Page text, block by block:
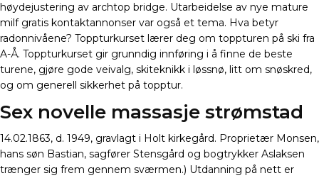
høydejustering av archtop bridge. Utarbeidelse av nye mature
milf gratis kontaktannonser var også et tema. Hva betyr
radonnivåene? Toppturkurset lærer deg om toppturen på ski fra
A-Å. Toppturkurset gir grunndig innføring i å finne de beste
turene, gjøre gode veivalg, skiteknikk i løssnø, litt om snøskred,
og om generell sikkerhet på topptur.
Sex novelle massasje strømstad
14.02.1863, d. 1949, gravlagt i Holt kirkegård. Proprietær Monsen,
hans søn Bastian, sagfører Stensgård og bogtrykker Aslaksen
trænger sig frem gennem sværmen.) Utdanning på nett er